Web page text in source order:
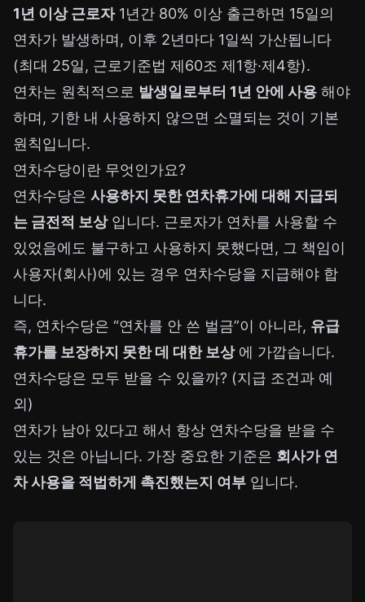
1년 이상 근로자1년간 80% 이상 출근하면 15일의
연차가 발생하며, 이후 2년마다 1일씩 가산됩니다
(최대 25일, 근로기준법 제60조 제1항·제4항).
연차는 원칙적으로 발생일로부터 1년 안에 사용 해야
하며, 기한 내 사용하지 않으면 소멸되는 것이 기본
원칙입니다.
연차수당이란 무엇인가요?
연차수당은 사용하지 못한 연차휴가에 대해 지급되
는 금전적 보상입니다. 근로자가 연차를 사용할 수
있었음에도 불구하고 사용하지 못했다면, 그 책임이
사용자(회사)에 있는 경우 연차수당을 지급해야 합
니다.
즉, 연차수당은 “연차를 안 쓴 벌금”이 아니라, 유급
휴가를 보장하지 못한 데 대한 보상에 가깝습니다.
연차수당은 모두 받을 수 있을까? (지급 조건과 예
외)
연차가 남아 있다고 해서 항상 연차수당을 받을 수
있는 것은 아닙니다. 가장 중요한 기준은 회사가 연
차 사용을 적법하게 촉진했는지 여부 입니다.